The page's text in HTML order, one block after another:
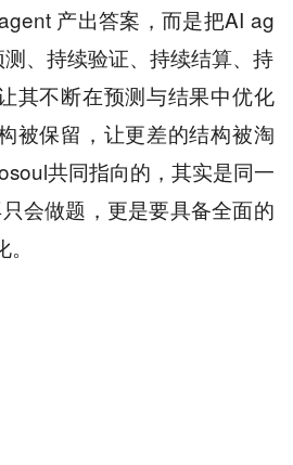
产出答案，而是把AI ag
、持续验证、持续结算、持
其不断在预测与结果中优化
被保留，让更差的结构被淘
共同指向的，其实是同一
会做题，更是要具备全面的